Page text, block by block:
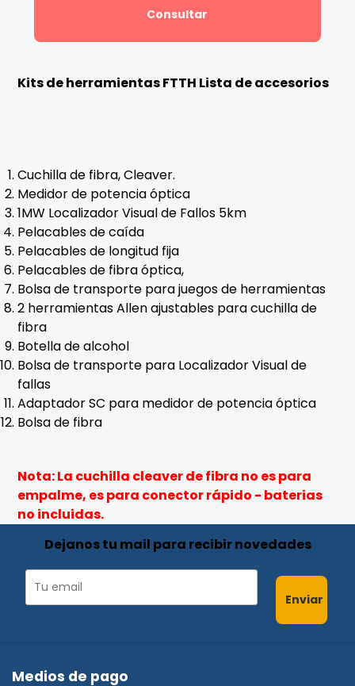
Consultar
Kits de herramientas FTTH Lista de accesorios
Cuchilla de fibra, Cleaver.
Medidor de potencia óptica
1MW Localizador Visual de Fallos 5km
Pelacables de caída
Pelacables de longitud fija
Pelacables de fibra óptica,
Bolsa de transporte para juegos de herramientas
2 herramientas Allen ajustables para cuchilla de
fibra
Botella de alcohol
Bolsa de transporte para Localizador Visual de
fallas
Adaptador SC para medidor de potencia óptica
Bolsa de fibra
Nota: La cuchilla cleaver de fibra no es para
empalme, es para conector rápido - baterias
no incluidas.
Dejanos tu mail para recibir novedades
Enviar
Medios de pago